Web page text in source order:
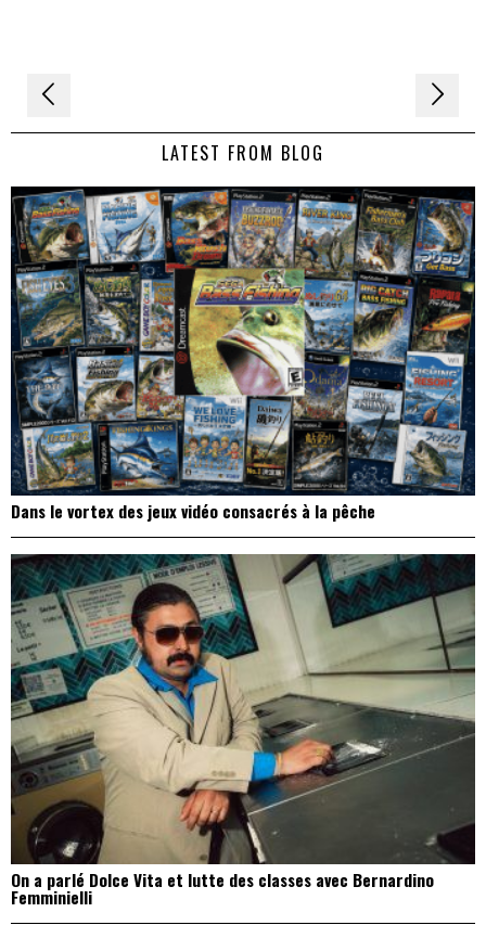
Navigation
de LATEST FROM BLOG
Dans le vortex des jeux vidéo consacrés à la pêche
On a parlé Dolce Vita et lutte des classes avec Bernardino
Femminielli